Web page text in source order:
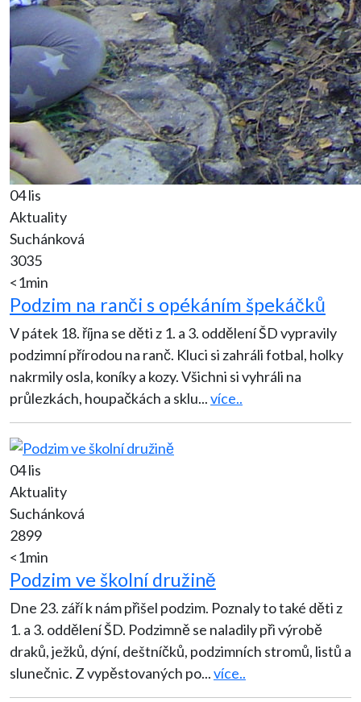
04 lis
Aktuality
Suchánková
3035
<1min
Podzim na ranči s opékáním špekáčků
V pátek 18. října se děti z 1. a 3. oddělení ŠD vypravily
podzimní přírodou na ranč. Kluci si zahráli fotbal, holky
nakrmily osla, koníky a kozy. Všichni si vyhráli na
průlezkách, houpačkách a sklu...více..
04 lis
Aktuality
Suchánková
2899
<1min
Podzim ve školní družině
Dne 23. září k nám přišel podzim. Poznaly to také děti z
1. a 3. oddělení ŠD. Podzimně se naladily při výrobě
draků, ježků, dýní, deštníčků, podzimních stromů, listů a
slunečnic. Z vypěstovaných po...více..